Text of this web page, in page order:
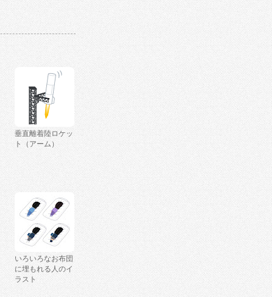
垂直離着陸ロケッ
ト（アーム）
いろいろなお布団
に埋もれる人のイ
ラスト